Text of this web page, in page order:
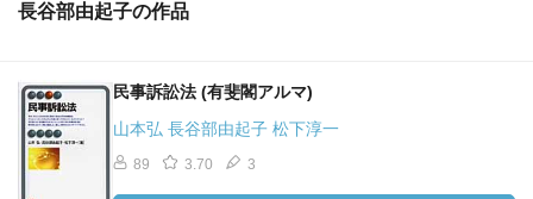
長谷部由起子の作品
民事訴訟法 (有斐閣アルマ)
山本弘 長谷部由起子 松下淳一
89 3.70 3